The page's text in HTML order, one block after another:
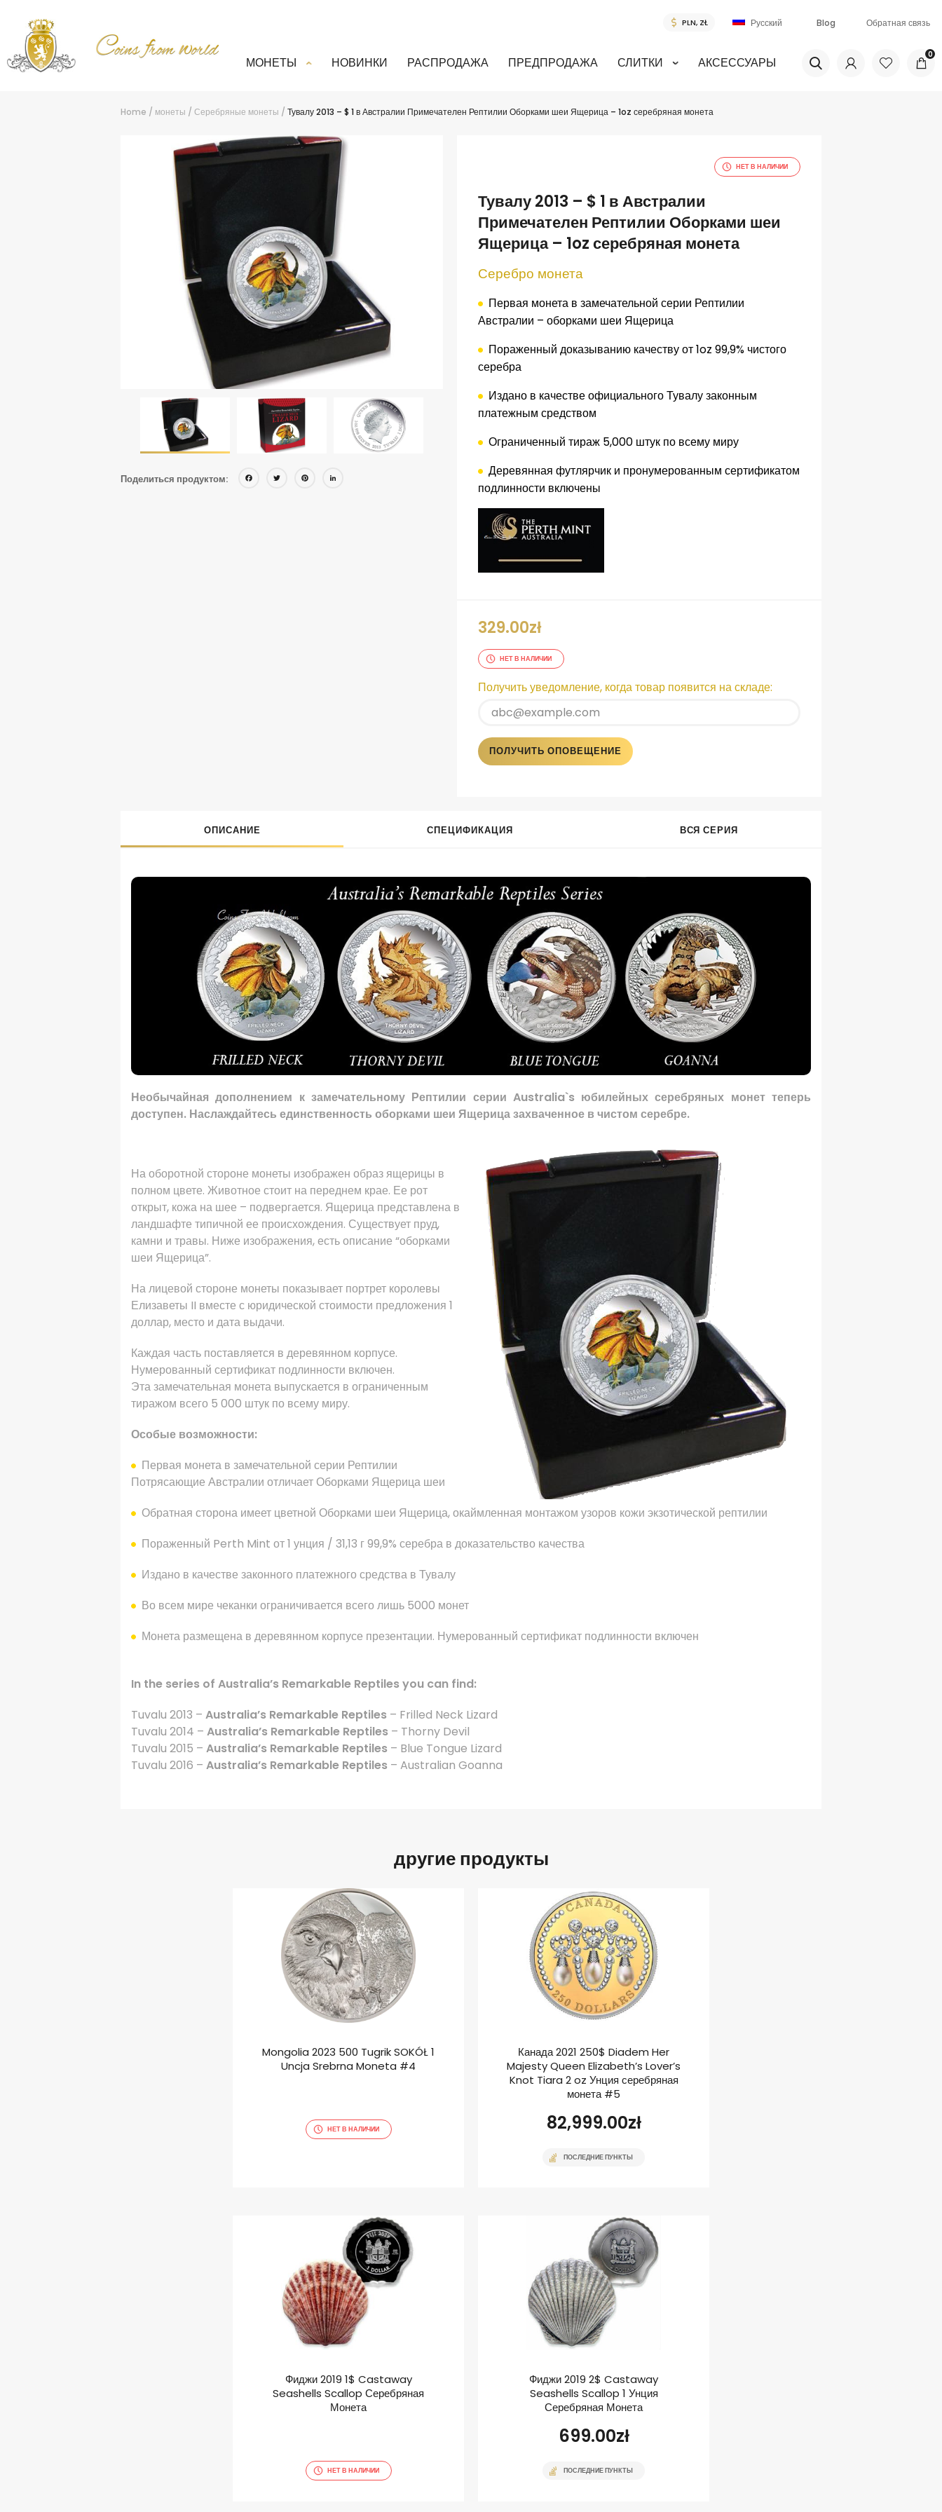
Русский Blog Обратная связь
МОНЕТЫ НОВИНКИ РАСПРОДАЖА ПРЕДПРОДАЖА СЛИТКИ АКСЕССУАРЫ
0
Home / монеты / Серебряные монеты / Тувалу 2013 – $ 1 в Австралии Примечателен Рептилии Оборками шеи Ящерица – 1oz серебряная монета
Поделиться продуктом: Facebook
TwitterPinterest
НЕТ В НАЛИЧИИ
Тувалу 2013 – $ 1 в Австралии
Примечателен Рептилии Оборками шеи
Ящерица – 1oz серебряная монета
Серебро монета
Первая монета в замечательной серии Рептилии
Австралии – оборками шеи Ящерица
Пораженный доказыванию качеству от1oz 99,9% чистого
серебра
Издано в качествеофициальногоТувалузаконным
платежным средством
Ограниченный тираж 5,000 штук по всему миру
Деревянная футлярчик и пронумерованным сертификатом
подлинности включены
329.00zł
НЕТ В НАЛИЧИИ
Получить уведомление, когда товар появится на складе:
ПОЛУЧИТЬ ОПОВЕЩЕНИЕ
ОПИСАНИЕ СПЕЦИФИКАЦИЯ ВСЯ СЕРИЯ
Необычайная дополнением кзамечательному Рептилии серии Australia`s юбилейных серебряных монеттеперь
доступен. Наслаждайтесь единственность оборками шеи Ящерица захваченное в чистом серебре.
На оборотной стороне монеты изображен образ ящерицы в
полном цвете. Животное стоит на переднем крае. Ее рот
открыт, кожа на шее – подвергается. Ящерица представлена в
ландшафте типичной ее происхождения. Существует пруд,
камни и травы. Ниже изображения,есть описание “оборками
шеи Ящерица”.
На лицевой стороне монеты показывает портрет королевы
Елизаветы II вместе с юридической стоимости предложения 1
доллар, место и дата выдачи.
Каждая часть поставляется в деревянном корпусе.
Нумерованный сертификат подлинности включен.
Эта замечательная монета выпускается в ограниченным
тиражом всего 5 000 штук по всему миру.
Особые возможности:
Первая монета в замечательной серии Рептилии
Потрясающие Австралии отличает Оборками Ящерица шеи
Обратная сторона имеет цветной Оборками шеи Ящерица, окаймленная монтажом узоров кожи экзотической рептилии
Пораженный Perth Mint от 1 унция / 31,13 г99,9% серебра в доказательство качества
Издано в качестве законного платежного средства в Тувалу
Во всем мире чеканки ограничивается всего лишь 5000 монет
Монета размещена в деревянном корпусе презентации. Нумерованный сертификат подлинности включен
In the series of Australia’s Remarkable Reptiles you can find:
Tuvalu 2013 – Australia’s Remarkable Reptiles – Frilled Neck Lizard
Tuvalu 2014 – Australia’s Remarkable Reptiles – Thorny Devil
Tuvalu 2015 – Australia’s Remarkable Reptiles – Blue Tongue Lizard
Tuvalu 2016 – Australia’s Remarkable Reptiles – Australian Goanna
другие продукты
Mongolia 2023 500 Tugrik SOKÓŁ 1
Uncja Srebrna Moneta #4
НЕТ В НАЛИЧИИ
Канада 2021 250$ Diadem Her
Majesty Queen Elizabeth’s Lover’s
Knot Tiara 2 oz Унция серебряная
монета #5
82,999.00zł
ПОСЛЕДНИЕ ПУНКТЫ
Фиджи 2019 1$ Castaway
Seashells Scallop Серебряная
Монета
НЕТ В НАЛИЧИИ
Фиджи 2019 2$ Castaway
Seashells Scallop 1 Унция
Серебряная Монета
699.00zł
ПОСЛЕДНИЕ ПУНКТЫ